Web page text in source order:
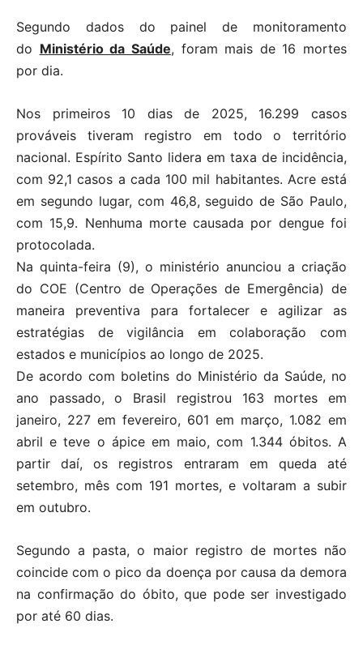
Segundo dados do painel de monitoramento
do Ministério da Saúde, foram mais de 16 mortes
por dia.
Nos primeiros 10 dias de 2025, 16.299 casos
prováveis tiveram registro em todo o território
nacional. Espírito Santo lidera em taxa de incidência,
com 92,1 casos a cada 100 mil habitantes. Acre está
em segundo lugar, com 46,8, seguido de São Paulo,
com 15,9. Nenhuma morte causada por dengue foi
protocolada.
Na quinta-feira (9), o ministério anunciou a criação
do COE (Centro de Operações de Emergência) de
maneira preventiva para fortalecer e agilizar as
estratégias de vigilância em colaboração com
estados e municípios ao longo de 2025.
De acordo com boletins do Ministério da Saúde, no
ano passado, o Brasil registrou 163 mortes em
janeiro, 227 em fevereiro, 601 em março, 1.082 em
abril e teve o ápice em maio, com 1.344 óbitos. A
partir daí, os registros entraram em queda até
setembro, mês com 191 mortes, e voltaram a subir
em outubro.
Segundo a pasta, o maior registro de mortes não
coincide com o pico da doença por causa da demora
na confirmação do óbito, que pode ser investigado
por até 60 dias.